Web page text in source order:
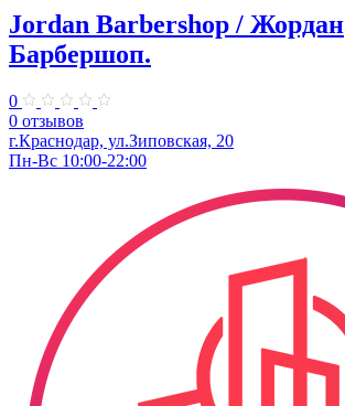
Jordan Barbershop / Жордан
Барбершоп.
0
0 отзывов
г.Краснодар, ул.Зиповская, 20
Пн-Вс 10:00-22:00